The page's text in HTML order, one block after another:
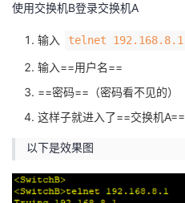
使用交换机B登录交换机A
输入 telnet 192.168.8.1
输入==用户名==
==密码==（密码看不见的）
这样子就进入了==交换机A==
以下是效果图